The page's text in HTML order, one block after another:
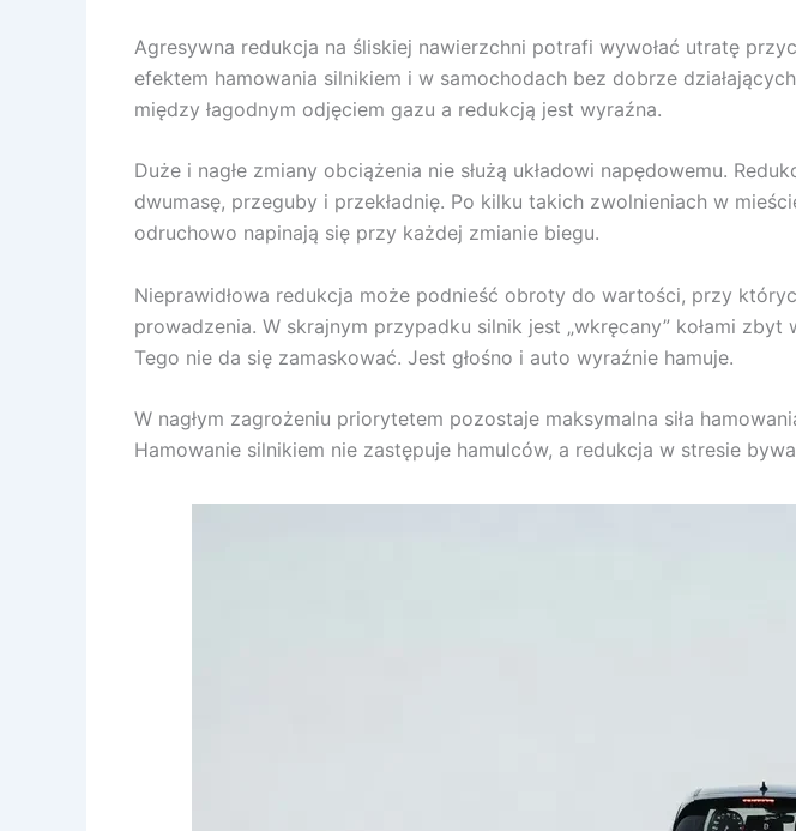
Agresywna redukcja na śliskiej nawierzchni potrafi wywołać utratę
efektem hamowania silnikiem i w samochodach bez dobrze
między łagodnym odjęciem gazu a redukcją jest wyraźna.
Duże i nagłe zmiany obciążenia nie służą układowi napędowemu.
dwumasę, przeguby i przekładnię. Po kilku takich zwolnieniach w
odruchowo napinają się przy każdej zmianie biegu.
Nieprawidłowa redukcja może podnieść obroty do wartości, przy
prowadzenia. W skrajnym przypadku silnik jest „wkręcany” kołami
Tego nie da się zamaskować. Jest głośno i auto wyraźnie hamuje.
W nagłym zagrożeniu priorytetem pozostaje maksymalna siła
Hamowanie silnikiem nie zastępuje hamulców, a redukcja w stresie